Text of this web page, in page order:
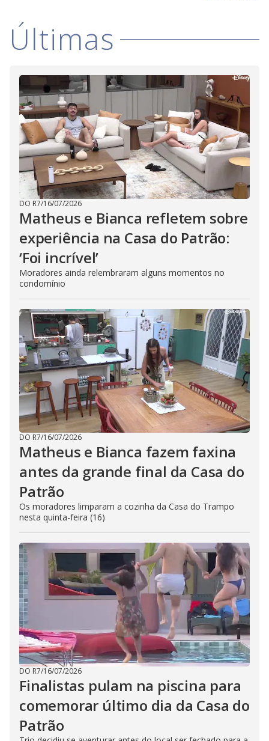
Últimas
DO R7/16/07/2026
Matheus e Bianca refletem sobre
experiência na Casa do Patrão:
‘Foi incrível’
Moradores ainda relembraram alguns momentos no
condomínio
DO R7/16/07/2026
Matheus e Bianca fazem faxina
antes da grande final da Casa do
Patrão
Os moradores limparam a cozinha da Casa do Trampo
nesta quinta-feira (16)
DO R7/16/07/2026
Finalistas pulam na piscina para
comemorar último dia da Casa do
Patrão